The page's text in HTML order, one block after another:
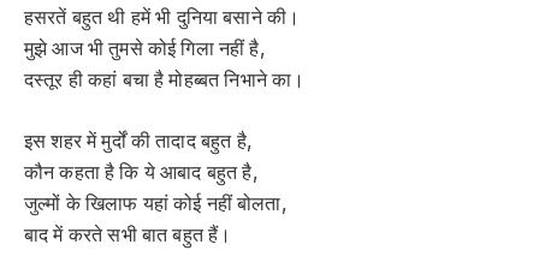
हसरतें बहुत थी हमें भी दुनिया बसाने की।
मुझे आज भी तुमसे कोई गिला नहीं है,
दस्तूर ही कहां बचा है मोहब्बत निभाने का।
इस शहर में मुर्दों की तादाद बहुत है,
कौन कहता है कि ये आबाद बहुत है,
जुल्मों के खिलाफ यहां कोई नहीं बोलता,
बाद में करते सभी बात बहुत हैं।